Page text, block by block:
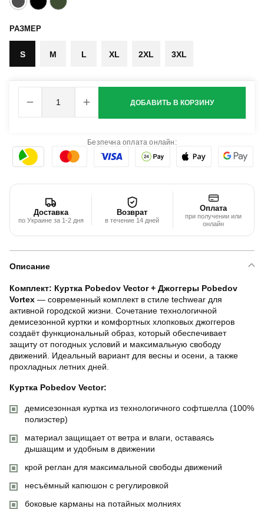
РАЗМЕР
S M L XL 2XL 3XL
ДОБАВИТЬ В КОРЗИНУ
Безпечна оплата онлайн:
Доставка
по Украине за 1-2 дня
Возврат
в течение 14 дней
Оплата
при получении или
онлайн
Описание
Комплект: Куртка Pobedov Vector + Джоггеры Pobedov
Vortex — современный комплект в стиле techwear для
активной городской жизни. Сочетание технологичной
демисезонной куртки и комфортных хлопковых джоггеров
создаёт функциональный образ, который обеспечивает
защиту от погодных условий и максимальную свободу
движений. Идеальный вариант для весны и осени, а также
прохладных летних дней.
Куртка Pobedov Vector:
демисезонная куртка из технологичного софтшелла (100%
полиэстер)
материал защищает от ветра и влаги, оставаясь
дышащим и удобным в движении
крой реглан для максимальной свободы движений
несъёмный капюшон с регулировкой
боковые карманы на потайных молниях